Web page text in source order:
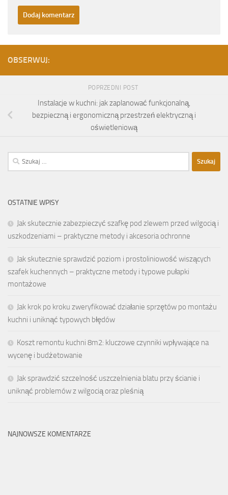
OBSERWUJ:
POPRZEDNI POST
Instalacje w kuchni: jak zaplanować funkcjonalną,
bezpieczną i ergonomiczną przestrzeń elektryczną i
oświetleniową
Szukaj:
OSTATNIE WPISY
Jak skutecznie zabezpieczyć szafkę pod zlewem przed wilgocią i
uszkodzeniami – praktyczne metody i akcesoria ochronne
Jak skutecznie sprawdzić poziom i prostoliniowość wiszących
szafek kuchennych – praktyczne metody i typowe pułapki
montażowe
Jak krok po kroku zweryfikować działanie sprzętów po montażu
kuchni i uniknąć typowych błędów
Koszt remontu kuchni 8m2: kluczowe czynniki wpływające na
wycenę i budżetowanie
Jak sprawdzić szczelność uszczelnienia blatu przy ścianie i
uniknąć problemów z wilgocią oraz pleśnią
NAJNOWSZE KOMENTARZE